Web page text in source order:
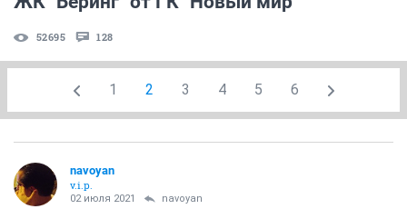
52695 128
1 2 3 4 5 6
navoyan
v.i.p.
02 июля 2021 navoyan